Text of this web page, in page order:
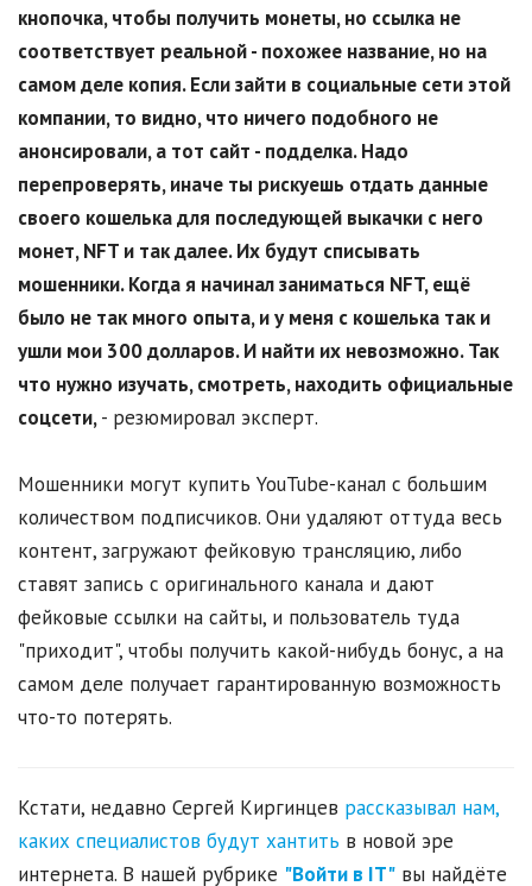
кнопочка, чтобы получить монеты, но ссылка не
соответствует реальной - похожее название, но на
самом деле копия. Если зайти в социальные сети этой
компании, то видно, что ничего подобного не
анонсировали, а тот сайт - подделка. Надо
перепроверять, иначе ты рискуешь отдать данные
своего кошелька для последующей выкачки с него
монет,NFT и так далее. Их будут списывать
мошенники. Когда я начинал заниматься NFT, ещё
было не так много опыта, и у меня с кошелька так и
ушли мои 300 долларов. И найти их невозможно. Так
что нужно изучать, смотреть, находить официальные
соцсети,- резюмировал эксперт.
Мошенники могут купить YouTube-канал с большим
количеством подписчиков. Они удаляют оттуда весь
контент, загружают фейковую трансляцию, либо
ставят запись с оригинального канала и дают
фейковые ссылки на сайты, и пользователь туда
"приходит", чтобы получить какой-нибудь бонус, а на
самом деле получает гарантированную возможность
что-то потерять.
Кстати, недавно Сергей Киргинцев рассказывал нам,
каких специалистов будут хантить в новой эре
интернета. В нашей рубрике "Войти в IT" вы найдёте